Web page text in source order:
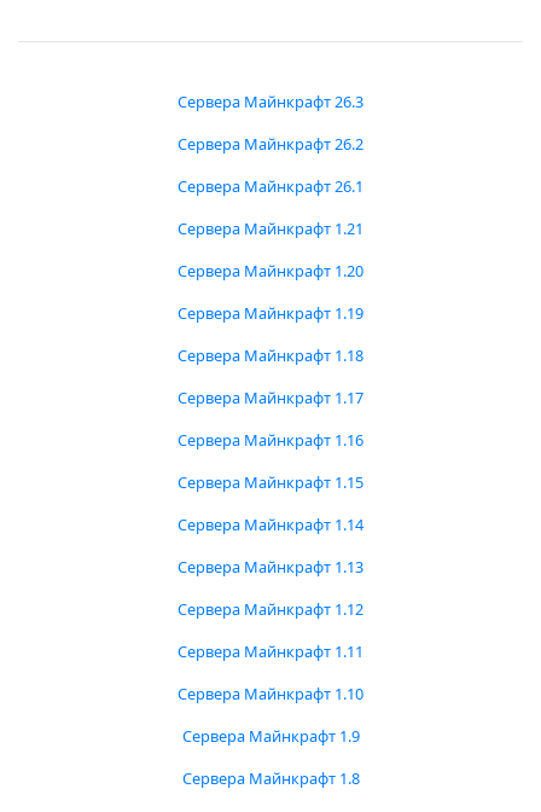
Сервера Майнкрафт 26.3
Сервера Майнкрафт 26.2
Сервера Майнкрафт 26.1
Сервера Майнкрафт 1.21
Сервера Майнкрафт 1.20
Сервера Майнкрафт 1.19
Сервера Майнкрафт 1.18
Сервера Майнкрафт 1.17
Сервера Майнкрафт 1.16
Сервера Майнкрафт 1.15
Сервера Майнкрафт 1.14
Сервера Майнкрафт 1.13
Сервера Майнкрафт 1.12
Сервера Майнкрафт 1.11
Сервера Майнкрафт 1.10
Сервера Майнкрафт 1.9
Сервера Майнкрафт 1.8